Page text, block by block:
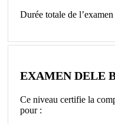
Durée totale de
EXAMEN DELE
Ce niveau certifie la
pour :